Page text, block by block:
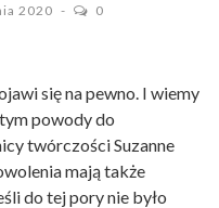
2020 0
się na pewno. I wiemy
powody do
twórczości Suzanne
mają także
do tej pory nie było